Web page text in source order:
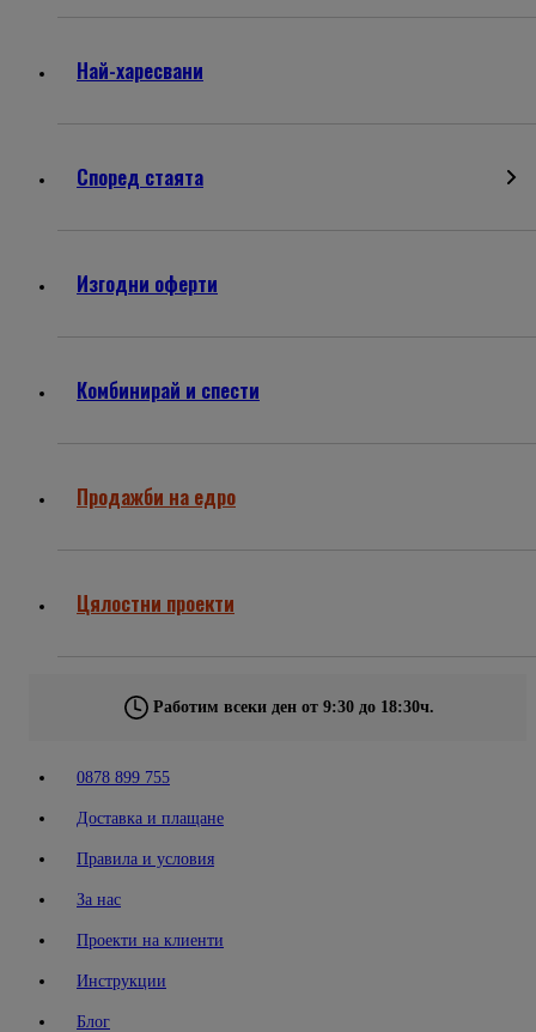
Най-харесвани
Според стаята
Изгодни оферти
Комбинирай и спести
Продажби на едро
Цялостни проекти
Работим всеки ден от 9:30 до 18:30ч.
0878 899 755
Доставка и плащане
Правила и условия
За нас
Проекти на клиенти
Инструкции
Блог